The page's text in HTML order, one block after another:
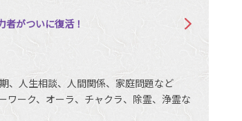
がついに復活！
、人生相談、人間関係、家庭問題など
ワーク、オーラ、チャクラ、除霊、浄霊な